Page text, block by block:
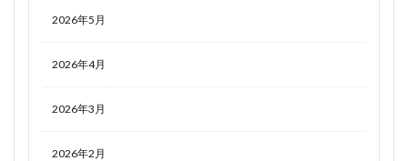
2026年5月
2026年4月
2026年3月
2026年2月